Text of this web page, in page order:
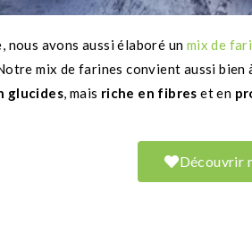
avons aussi élaboré un mix de
mix de farines convient aussi bien
glucides, mais riche en fibres et en
Découvrir